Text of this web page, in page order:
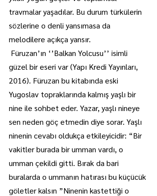
travmalar yaşadılar. Bu durum türkülerin
sözlerine o denli yansımasa da
melodilere açıkça yansır.
Füruzan’ın ‘’Balkan Yolcusu’’ isimli
güzel bir eseri var (Yapı Kredi Yayınları,
2016). Füruzan bu kitabında eski
Yugoslav topraklarında kalmış yaşlı bir
nine ile sohbet eder. Yazar, yaşlı nineye
sen neden göç etmedin diye sorar. Yaşlı
ninenin cevabı oldukça etkileyicidir: “Bir
vakitler burada bir umman vardı, o
umman çekildi gitti. Bırak da bari
buralarda o ummanın hatırası bu küçücük
göletler kalsın ”Ninenin kastettiği o